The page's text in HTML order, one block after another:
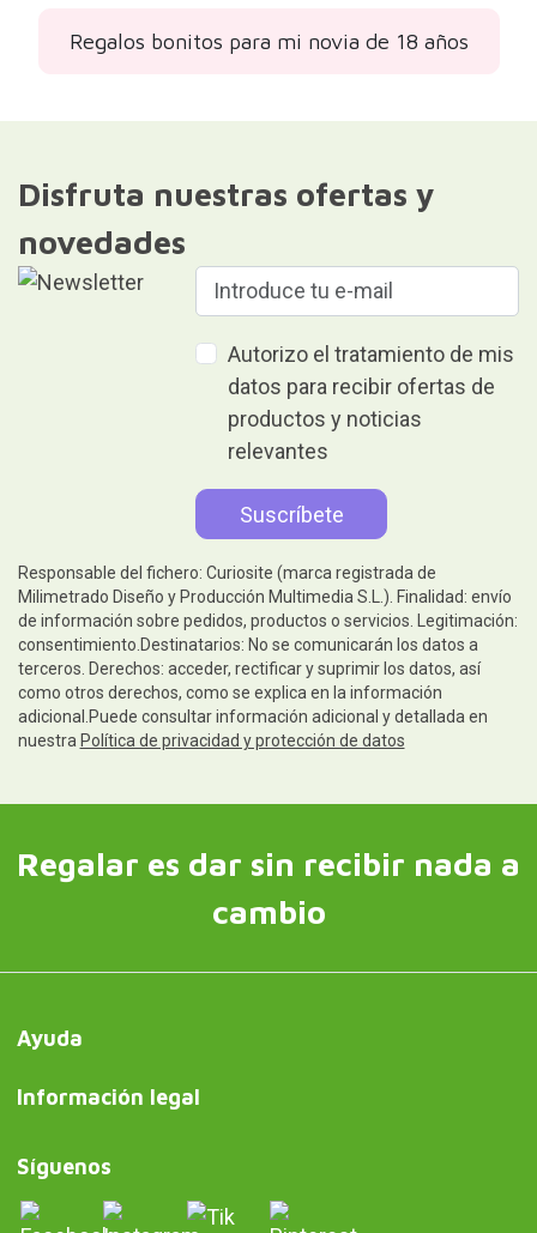
Regalos bonitos para mi novia de 18 años
Disfruta nuestras ofertas y
novedades
Autorizo el tratamiento de mis
datos para recibir ofertas de
productos y noticias
relevantes
Responsable del fichero: Curiosite (marca registrada de
Milimetrado Diseño y Producción Multimedia S.L.). Finalidad: envío
de información sobre pedidos, productos o servicios. Legitimación:
consentimiento.Destinatarios: No se comunicarán los datos a
terceros. Derechos: acceder, rectificar y suprimir los datos, así
como otros derechos, como se explica en la información
adicional.Puede consultar información adicional y detallada en
nuestra Política de privacidad y protección de datos
Regalar es dar sin recibir nada a
cambio
Ayuda
Información legal
Síguenos